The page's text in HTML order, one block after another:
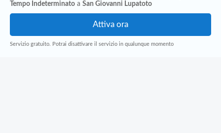
Tempo Indeterminato a San Giovanni Lupatoto
Servizio gratuito. Potrai disattivare il servizio in qualunque momento